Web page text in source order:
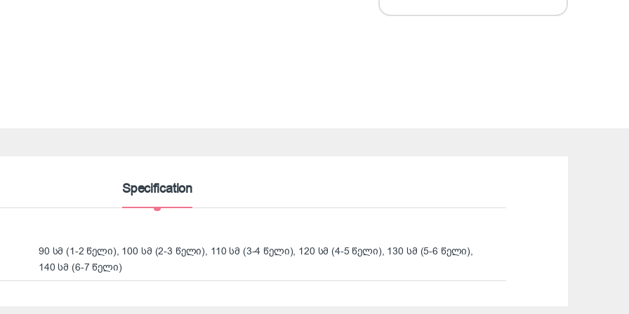
Specification
90 სმ (1-2 წელი), 100 სმ (2-3 წელი), 110 სმ (3-4 წელი), 120 სმ (4-5 წელი), 130 სმ (5-6 წელი),
140 სმ (6-7 წელი)